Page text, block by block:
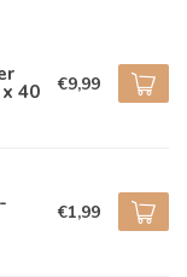
40 €9,99
€1,99